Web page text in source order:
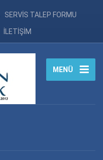
SERVİS TALEP FORMU
İLETİŞİM
MENÜ